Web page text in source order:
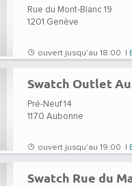
Rue du Mont-Blanc 19
1201 Genève
ouvert jusqu'au 18:00 |
Swatch Outlet
Pré-Neuf 14
1170 Aubonne
ouvert jusqu'au 19:00 |
Swatch Rue du